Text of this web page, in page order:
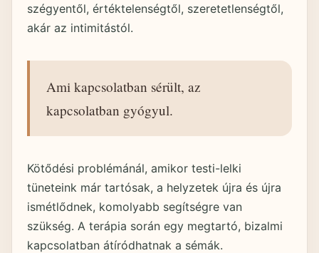
szégyentől, értéktelenségtől, szeretetlenségtől,
akár az intimitástól.
Ami kapcsolatban sérült, az
kapcsolatban gyógyul.
Kötődési problémánál, amikor testi-lelki
tüneteink már tartósak, a helyzetek újra és újra
ismétlődnek, komolyabb segítségre van
szükség. A terápia során egy megtartó, bizalmi
kapcsolatban átíródhatnak a sémák.